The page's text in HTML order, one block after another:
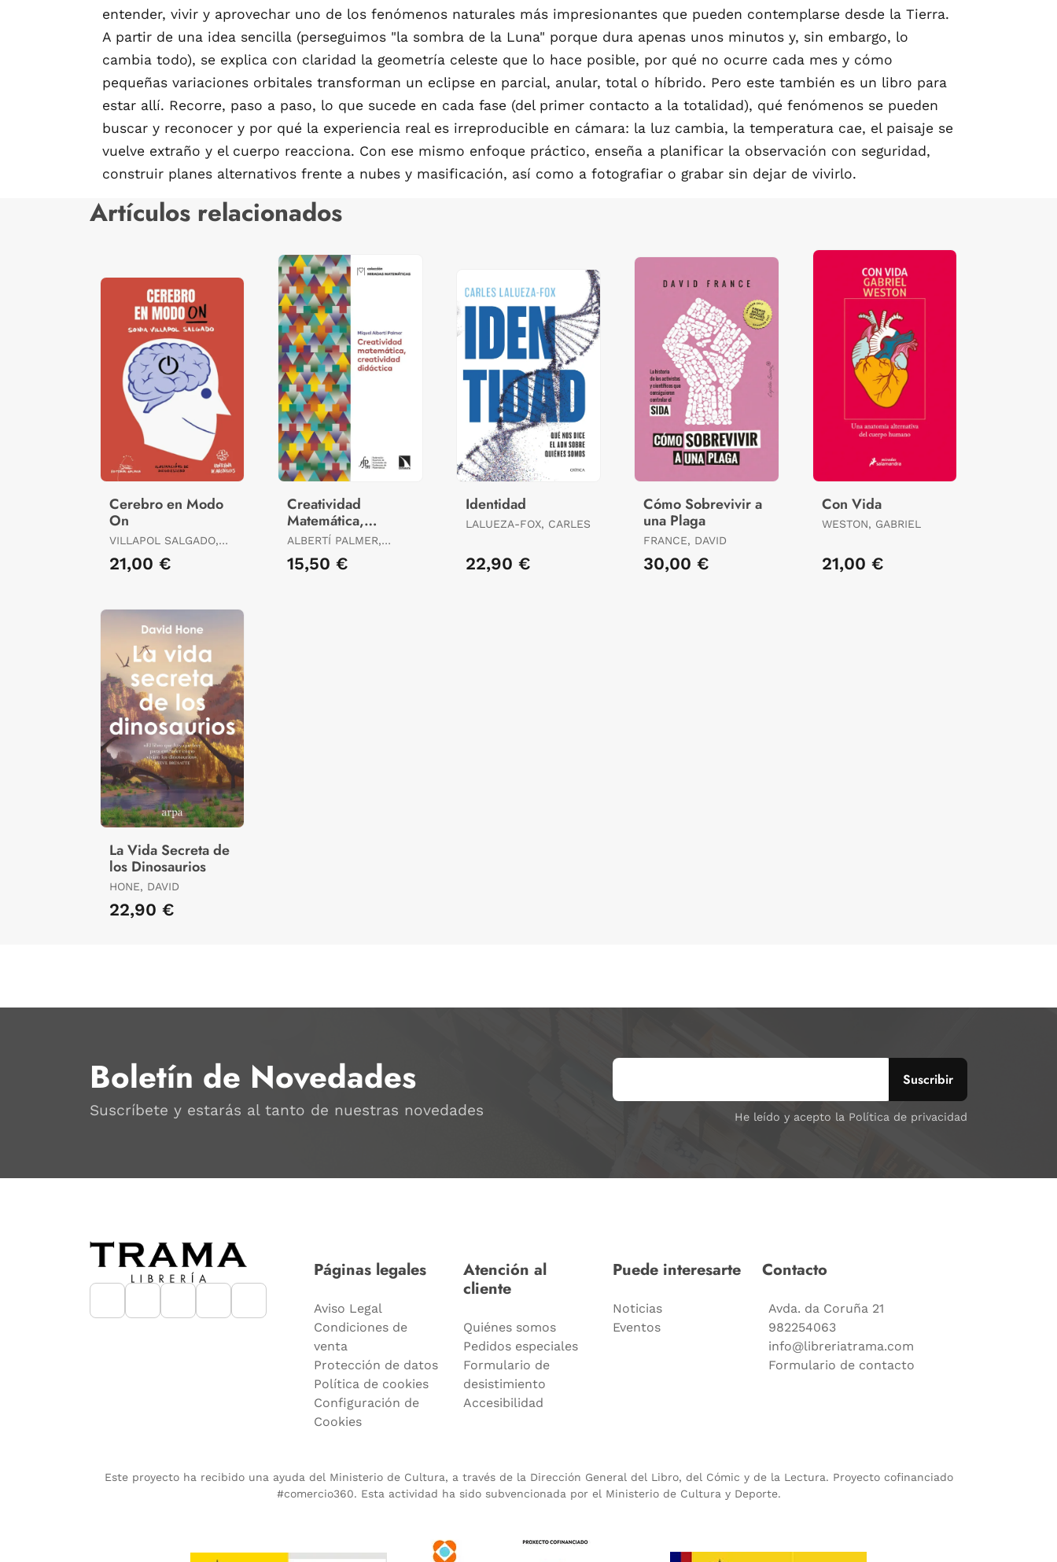
entender, vivir y aprovechar uno de los fenómenos naturales más impresionantes que pueden contemplarse desde la Tierra.
A partir de una idea sencilla (perseguimos "la sombra de la Luna" porque dura apenas unos minutos y, sin embargo, lo
cambia todo), se explica con claridad la geometría celeste que lo hace posible, por qué no ocurre cada mes y cómo
pequeñas variaciones orbitales transforman un eclipse en parcial, anular, total o híbrido. Pero este también es un libro para
estar allí. Recorre, paso a paso, lo que sucede en cada fase (del primer contacto a la totalidad), qué fenómenos se pueden
buscar y reconocer y por qué la experiencia real es irreproducible en cámara: la luz cambia, la temperatura cae, el paisaje se
vuelve extraño y el cuerpo reacciona. Con ese mismo enfoque práctico, enseña a planificar la observación con seguridad,
construir planes alternativos frente a nubes y masificación, así como a fotografiar o grabar sin dejar de vivirlo.
Artículos relacionados
Cerebro en Modo
On
VILLAPOL SALGADO,
21,00 €
Creatividad
Matemática,
Creatividad
Didáctica
ALBERTÍ PALMER,
15,50 €
Identidad
LALUEZA-FOX, CARLES
22,90 €
Cómo Sobrevivir a
una Plaga
FRANCE, DAVID
30,00 €
Con Vida
WESTON, GABRIEL
21,00 €
La Vida Secreta de
los Dinosaurios
HONE, DAVID
22,90 €
Boletín de Novedades
Suscríbete y estarás al tanto de nuestras novedades He leído y acepto la Política de privacidad
Páginas legales
Aviso Legal
Condiciones de
venta
Protección de datos
Política de cookies
Configuración de
Cookies
Atención al
cliente
Quiénes somos
Pedidos especiales
Formulario de
desistimiento
Accesibilidad
Puede interesarte
Noticias
Eventos
Contacto
Avda. da Coruña 21
982254063
info@libreriatrama.com
Formulario de contacto
Este proyecto ha recibido una ayuda del Ministerio de Cultura, a través de la Dirección General del Libro, del Cómic y de la Lectura. Proyecto cofinanciado
#comercio360. Esta actividad ha sido subvencionada por el Ministerio de Cultura y Deporte.